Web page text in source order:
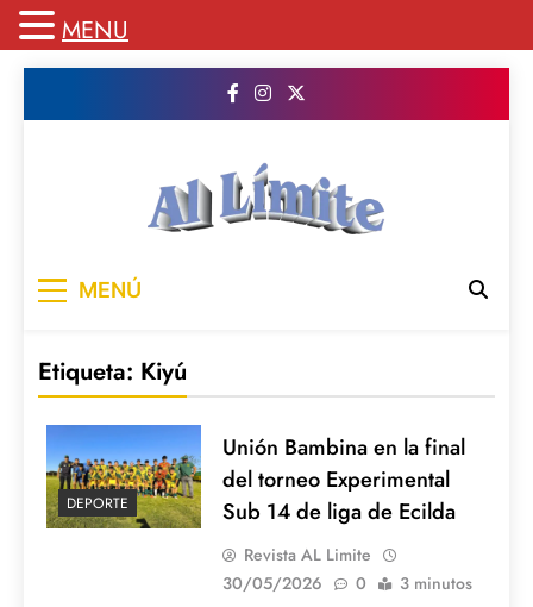
publicamos todo el contenido e informacion
MENÚ
Etiqueta: Kiyú
DEPORTE
Unión Bambina en la final
del torneo Experimental
Sub 14 de liga de Ecilda
Revista AL Limite
30/05/2026
0 3 minutos
MENU